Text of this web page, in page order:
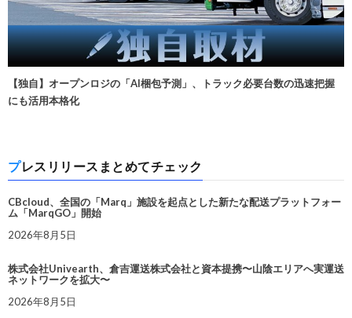
【独自】オープンロジの「AI梱包予測」、トラック必要台数の迅速把握
にも活用本格化
プレスリリースまとめてチェック
CBcloud、全国の「Marq」施設を起点とした新たな配送プラットフォー
ム「MarqGO」開始
2026年8月5日
株式会社Univearth、倉吉運送株式会社と資本提携〜山陰エリアへ実運送
ネットワークを拡大〜
2026年8月5日